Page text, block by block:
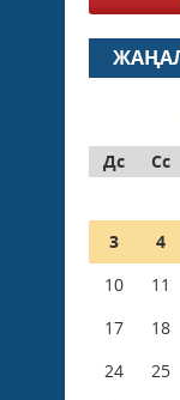
Дс
Сс
3
4
10
11
17
18
24
25